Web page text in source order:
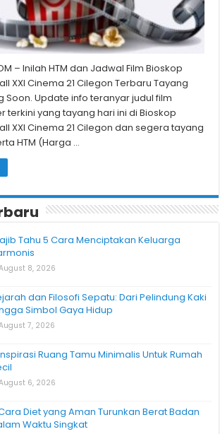
– Inilah HTM dan Jadwal Film Bioskop
XXI Cinema 21 Cilegon Terbaru Tayang
Soon. Update info teranyar judul film
terkini yang tayang hari ini di Bioskop
XXI Cinema 21 Cilegon dan segera tayang
HTM (Harga …
Tahu 5 Cara Menciptakan Keluarga
8, 2026
dan Filosofi Sepatu: Dari Pelindung Kaki
Simbol Gaya Hidup
7, 2026
Ruang Tamu Minimalis Untuk Rumah
6, 2026
Diet yang Aman Turunkan Berat Badan
Waktu Singkat